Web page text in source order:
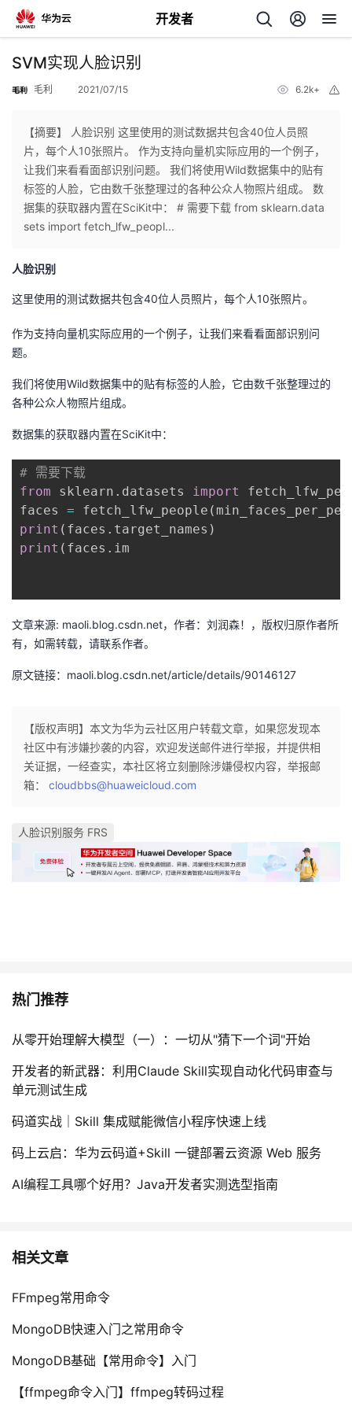
开发者
返
个
人
主
页
我
的
开
发
者
博
客
的
论
我
的
我
播
活
动
的
关
注
我
的
开
发
学
课
的
证
我
实
的
我
的
Programs
我
的
持
持
建
SVM实现人脸识别
毛利 2021/07/15 6.2k+
【摘要】 人脸识别 这里使用的测试数据共包含40位人员照
片，每个人10张照片。 作为支持向量机实际应用的一个例子，
让我们来看看面部识别问题。 我们将使用Wild数据集中的贴有
标签的人脸，它由数千张整理过的各种公众人物照片组成。 数
据集的获取器内置在SciKit中： # 需要下载 from sklearn.data
sets import fetch_lfw_peopl...
人脸识别
这里使用的测试数据共包含40位人员照片，每个人10张照片。
作为支持向量机实际应用的一个例子，让我们来看看面部识别问
题。
我们将使用Wild数据集中的贴有标签的人脸，它由数千张整理过的
各种公众人物照片组成。
数据集的获取器内置在SciKit中：
# 需要下载
from sklearn . datasets import
faces = fetch_lfw_people (
print ( faces . target_names )
print ( faces . im
文章来源: maoli.blog.csdn.net，作者：刘润森！，版权归原作者所
有，如需转载，请联系作者。
原文链接：maoli.blog.csdn.net/article/details/90146127
【版权声明】本文为华为云社区用户转载文章，如果您发现本
社区中有涉嫌抄袭的内容，欢迎发送邮件进行举报，并提供相
关证据，一经查实，本社区将立刻删除涉嫌侵权内容，举报邮
箱： cloudbbs@huaweicloud.com
人脸识别服务 FRS
热门推荐
从零开始理解大模型（一）：一切从"猜下一个词"开始
开发者的新武器：利用Claude Skill实现自动化代码审查与
单元测试生成
码道实战｜Skill 集成赋能微信小程序快速上线
码上云启：华为云码道+Skill 一键部署云资源 Web 服务
AI编程工具哪个好用？Java开发者实测选型指南
相关文章
FFmpeg常用命令
MongoDB快速入门之常用命令
MongoDB基础【常用命令】入门
【ffmpeg命令入门】ffmpeg转码过程